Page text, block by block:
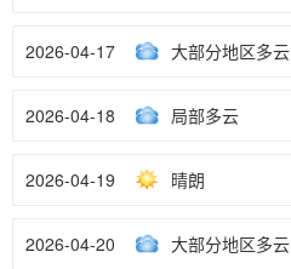
2026-04-17 大部分地区多云
2026-04-18 局部多云
2026-04-19 晴朗
2026-04-20 大部分地区多云